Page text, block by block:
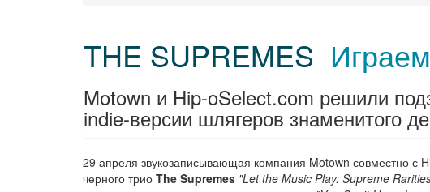
THE SUPREMES
Motown и Hip-oSelect.com решили
indie-версии шлягеров знаменитого
29 апреля звукозаписывающая компания Motown совместно с
черного трио The Supremes "Let the Music Play: Supreme